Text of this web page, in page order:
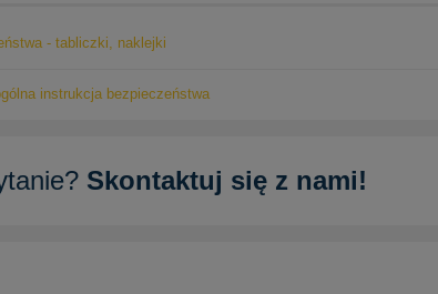
- tabliczki, naklejki
instrukcja bezpieczeństwa
Skontaktuj się z nami!